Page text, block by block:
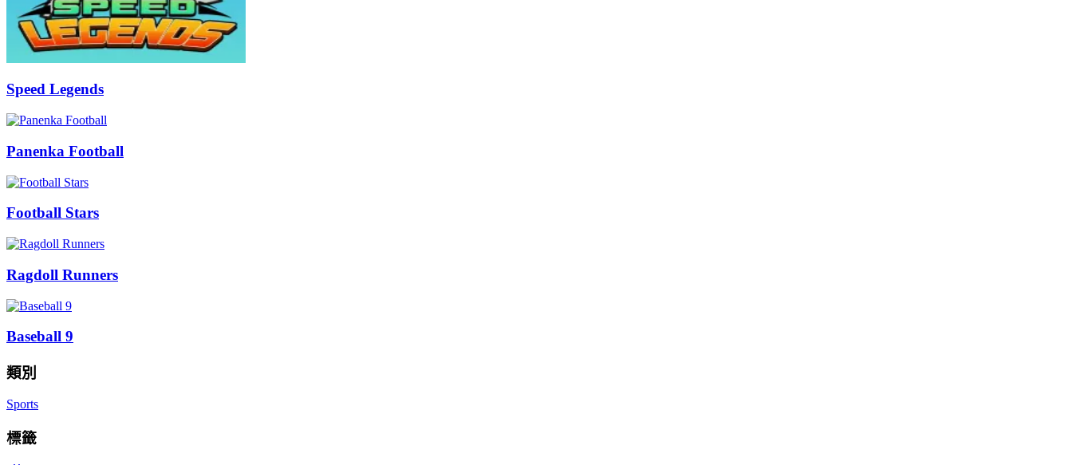
Speed Legends
Panenka Football
Football Stars
Ragdoll Runners
Baseball 9
類別
Sports
標籤